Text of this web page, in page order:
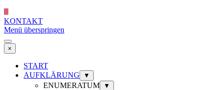
KONTAKT
Menü überspringen
×
START
AUFKLÄRUNG
▼
ENUMERATUM ▼